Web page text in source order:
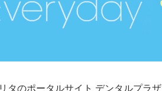
タのポータルサイト デンタルプラ
むトレーナー